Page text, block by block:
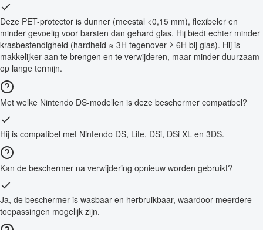
Deze PET-protector is dunner (meestal <0,15 mm), flexibeler en
minder gevoelig voor barsten dan gehard glas. Hij biedt echter minder
krasbestendigheid (hardheid ≈ 3H tegenover ≥ 6H bij glas). Hij is
makkelijker aan te brengen en te verwijderen, maar minder duurzaam
op lange termijn.
Met welke Nintendo DS-modellen is deze beschermer compatibel?
Hij is compatibel met Nintendo DS, Lite, DSi, DSi XL en 3DS.
Kan de beschermer na verwijdering opnieuw worden gebruikt?
Ja, de beschermer is wasbaar en herbruikbaar, waardoor meerdere
toepassingen mogelijk zijn.